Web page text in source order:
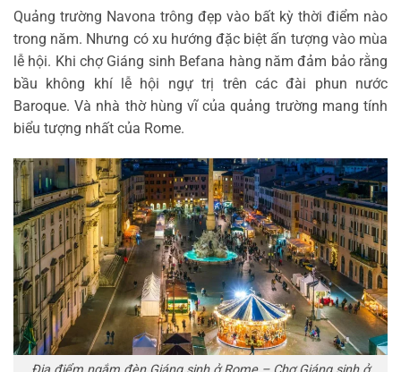
Quảng trường Navona trông đẹp vào bất kỳ thời điểm nào
trong năm. Nhưng có xu hướng đặc biệt ấn tượng vào mùa
lễ hội. Khi chợ Giáng sinh Befana hàng năm đảm bảo rằng
bầu không khí lễ hội ngự trị trên các đài phun nước
Baroque. Và nhà thờ hùng vĩ của quảng trường mang tính
biểu tượng nhất của Rome.